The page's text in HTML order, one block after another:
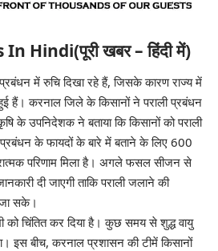
Hindi(पूरी खबर – हिंदी में)
में रुचि दिखा रहे हैं, जिसके कारण राज्य में
हैं। करनाल जिले के किसानों ने पराली प्रबंधन
के उपनिदेशक ने बताया कि किसानों को पराली
के फायदों के बारे में बताने के लिए 600
परिणाम मिला है। अगले फसल सीजन से
दी जाएगी ताकि पराली जलाने की
सके।
को चिंतित कर दिया है। कुछ समय से शुद्ध वायु
इस बीच, करनाल प्रशासन की टीमें किसानों